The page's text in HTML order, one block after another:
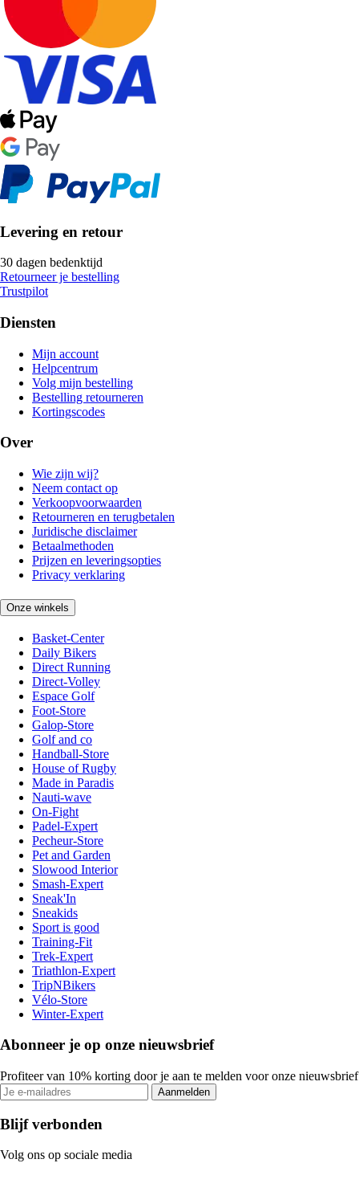
Levering en retour
30 dagen bedenktijd
Retourneer je bestelling
Trustpilot
Diensten
Mijn account
Helpcentrum
Volg mijn bestelling
Bestelling retourneren
Kortingscodes
Over
Wie zijn wij?
Neem contact op
Verkoopvoorwaarden
Retourneren en terugbetalen
Juridische disclaimer
Betaalmethoden
Prijzen en leveringsopties
Privacy verklaring
Onze winkels
Basket-Center
Daily Bikers
Direct Running
Direct-Volley
Espace Golf
Foot-Store
Galop-Store
Golf and co
Handball-Store
House of Rugby
Made in Paradis
Nauti-wave
On-Fight
Padel-Expert
Pecheur-Store
Pet and Garden
Slowood Interior
Smash-Expert
Sneak'In
Sneakids
Sport is good
Training-Fit
Trek-Expert
Triathlon-Expert
TripNBikers
Vélo-Store
Winter-Expert
Abonneer je op onze nieuwsbrief
Profiteer van 10% korting door je aan te melden voor onze nieuwsbrief
Aanmelden
Blijf verbonden
Volg ons op sociale media